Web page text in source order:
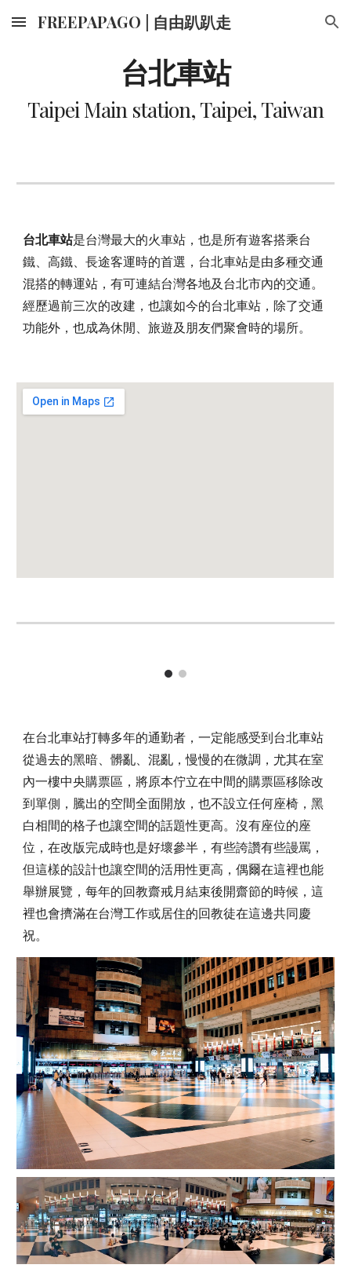
Skip to main content Skip to navigation
FREEPAPAGO | 自由趴趴走
台北車站
Taipei Main station, Taipei, Taiwan
台北車站是台灣最大的火車站，也是所有遊客搭乘台
鐵、高鐵、長途客運時的首選，台北車站是由多種交通
混搭的轉運站，有可連結台灣各地及台北市內的交通。
經歷過前三次的改建，也讓如今的台北車站，除了交通
功能外，也成為休閒、旅遊及朋友們聚會時的場所。
在台北車站打轉多年的通勤者，一定能感受到台北車站
從過去的黑暗、髒亂、混亂，慢慢的在微調，尤其在室
內一樓中央購票區，將原本佇立在中間的購票區移除改
到單側，騰出的空間全面開放，也不設立任何座椅，黑
白相間的格子也讓空間的話題性更高。沒有座位的座
位，在改版完成時也是好壞參半，有些誇讚有些謾罵，
但這樣的設計也讓空間的活用性更高，偶爾在這裡也能
舉辦展覽，每年的回教齋戒月結束後開齋節的時候，這
裡也會擠滿在台灣工作或居住的回教徒在這邊共同慶
祝。